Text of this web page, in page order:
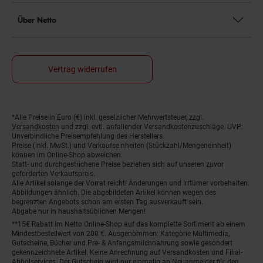
Über Netto
Vertrag widerrufen
Fußnoten
*Alle Preise in Euro (€) inkl. gesetzlicher Mehrwertsteuer, zzgl.
Versandkosten und zzgl. evtl. anfallender Versandkostenzuschläge. UVP:
Unverbindliche Preisempfehlung des Herstellers.
Preise (inkl. MwSt.) und Verkaufseinheiten (Stückzahl/Mengeneinheit)
können im Online-Shop abweichen.
Statt- und durchgestrichene Preise beziehen sich auf unseren zuvor
geforderten Verkaufspreis.
Alle Artikel solange der Vorrat reicht! Änderungen und Irrtümer vorbehalten.
Abbildungen ähnlich. Die abgebildeten Artikel können wegen des
begrenzten Angebots schon am ersten Tag ausverkauft sein.
Abgabe nur in haushaltsüblichen Mengen!
**15€ Rabatt im Netto Online-Shop auf das komplette Sortiment ab einem
Mindestbestellwert von 200 €. Ausgenommen: Kategorie Multimedia,
Gutscheine, Bücher und Pre- & Anfangsmilchnahrung sowie gesondert
gekennzeichnete Artikel. Keine Anrechnung auf Versandkosten und Filial-